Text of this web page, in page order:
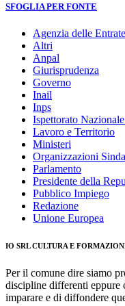
SFOGLIA PER FONTE
Agenzia delle Entrate
Altri
Anpal
Giurisprudenza
Governo
Inail
Inps
Ispettorato
Lavoro e Territorio
Ministeri
Organizzazioni
Parlamento
Presidente della
Pubblico Impiego
Redazione
Unione Europea
IO SRL CULTURA E
Per il comune dire siamo
discipline differenti eppure
imparare e di diffondere